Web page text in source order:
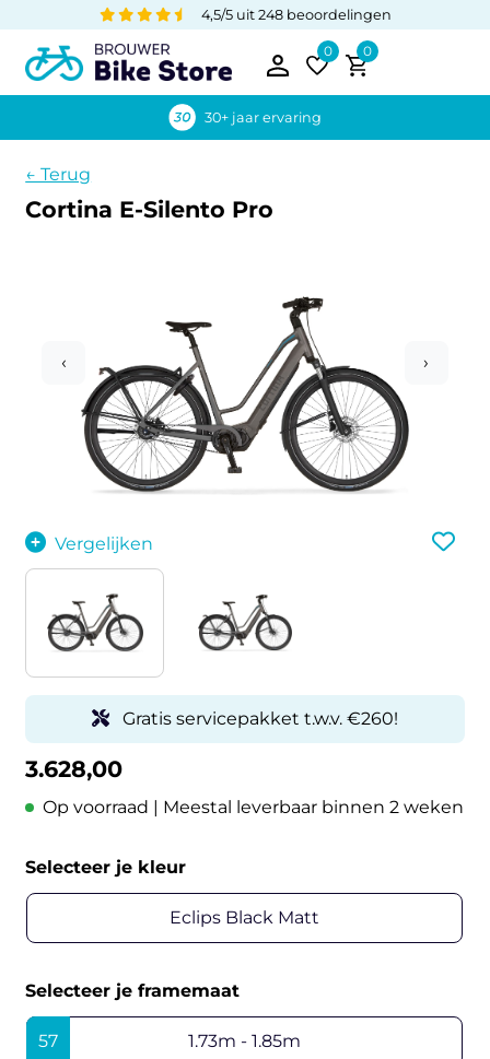
4,5/5 uit 248 beoordelingen
0 0
30+ jaar ervaring
← Terug
Cortina E-Silento Pro
Vergelijken
‹ ›
Gratis servicepakket t.w.v. €260!
3.628,00
Op voorraad | Meestal leverbaar binnen 2 weken
Selecteer je kleur
Eclips Black Matt
Selecteer je framemaat
57 1.73m - 1.85m